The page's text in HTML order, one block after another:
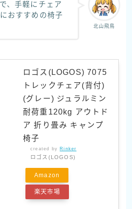
北山飛鳥
、手軽にチェア
おすすめの椅子
ロゴス(LOGOS) 7075
トレックチェア(背付)
(グレー) ジュラルミン
耐荷重120kg アウトド
ア 折り畳み キャンプ
椅子
created by Rinker
ロゴス(LOGOS)
Amazon
楽天市場